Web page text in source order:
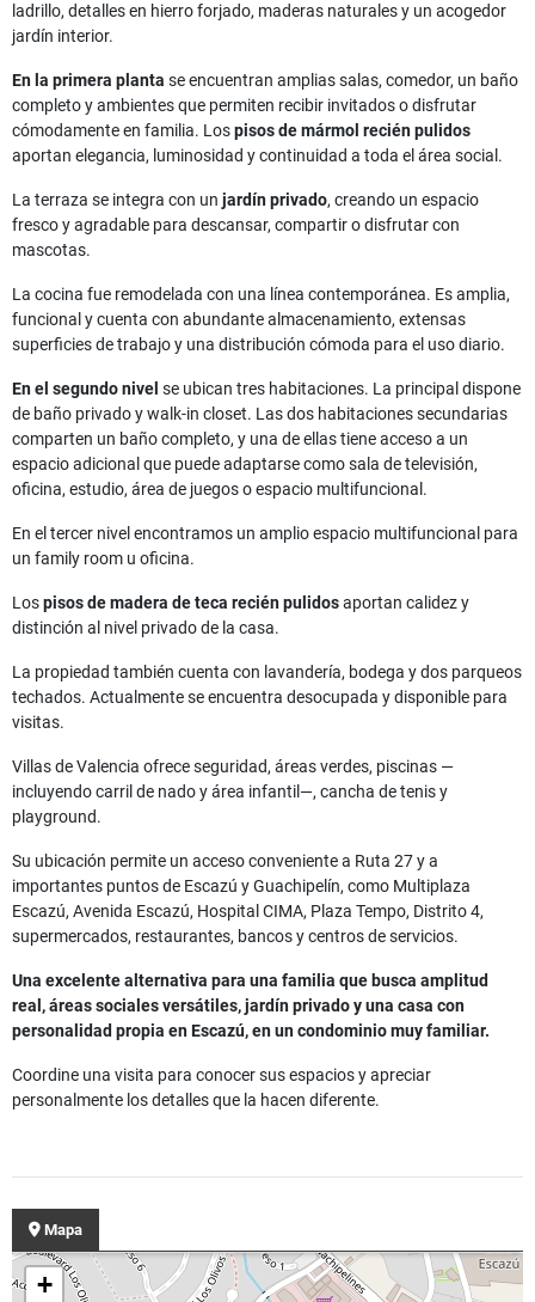
ladrillo, detalles en hierro forjado, maderas naturales y un acogedor
jardín interior.
En la primera planta se encuentran amplias salas, comedor, un baño
completo y ambientes que permiten recibir invitados o disfrutar
cómodamente en familia. Lospisos de mármol recién pulidos
aportan elegancia, luminosidad y continuidad a toda el área social.
La terraza se integra con un jardín privado, creando un espacio
fresco y agradable para descansar, compartir o disfrutar con
mascotas.
La cocina fue remodelada con una línea contemporánea. Es amplia,
funcional y cuenta con abundante almacenamiento, extensas
superficies de trabajo y una distribución cómoda para el uso diario.
En el segundo nivel se ubican tres habitaciones. La principal dispone
de baño privado y walk-in closet. Las dos habitaciones secundarias
comparten un baño completo, y una de ellas tiene acceso a un
espacio adicional que puede adaptarse como sala de televisión,
oficina, estudio, área de juegos o espacio multifuncional.
En el tercer nivel encontramos un amplio espacio multifuncional para
un family room u oficina.
Lospisos de madera de teca recién pulidosaportan calidez y
distinción al nivel privado de la casa.
La propiedad también cuenta con lavandería, bodega y dos parqueos
techados. Actualmente se encuentra desocupada y disponible para
visitas.
Villas de Valencia ofrece seguridad, áreas verdes, piscinas —
incluyendo carril de nado y área infantil—, cancha de tenis y
playground.
Su ubicación permite un acceso conveniente a Ruta 27 y a
importantes puntos de Escazú y Guachipelín, como Multiplaza
Escazú, Avenida Escazú, Hospital CIMA, Plaza Tempo, Distrito 4,
supermercados, restaurantes, bancos y centros de servicios.
Una excelente alternativa para una familia que busca amplitud
real, áreas sociales versátiles, jardín privado y una casa con
personalidad propia en Escazú, en un condominio muy familiar.
Coordine una visita para conocer sus espacios y apreciar
personalmente los detalles que la hacen diferente.
Mapa
+